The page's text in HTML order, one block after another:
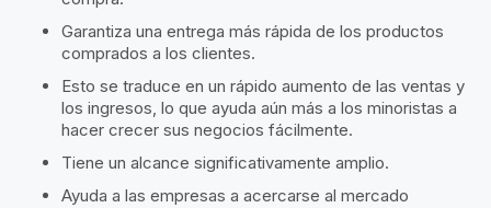
Garantiza una entrega más rápida de los productos
comprados a los clientes.
Esto se traduce en un rápido aumento de las ventas y
los ingresos, lo que ayuda aún más a los minoristas a
hacer crecer sus negocios fácilmente.
Tiene un alcance significativamente amplio.
Ayuda a las empresas a acercarse al mercado